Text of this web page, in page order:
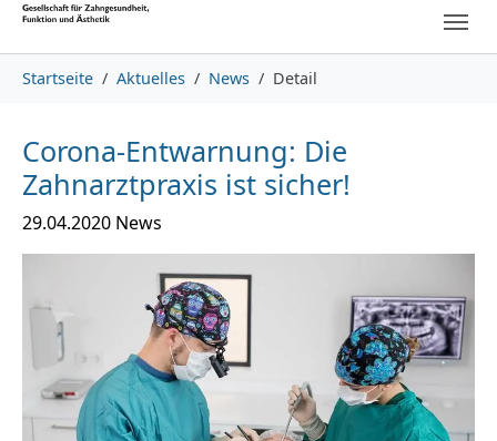
Skip to main content
Skip to page footer
Startseite Aktuelles News Detail
Corona-Entwarnung: Die
Zahnarztpraxis ist sicher!
29.04.2020 News